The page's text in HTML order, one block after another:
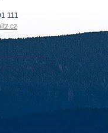
111
w recepcji